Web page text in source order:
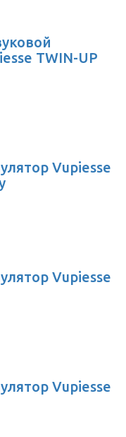
TWIN-UP
Vupiesse
Vupiesse
Vupiesse